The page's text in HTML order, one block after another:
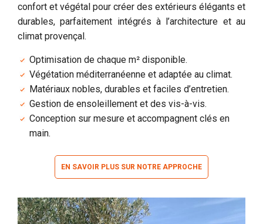
confort et végétal pour créer des extérieurs élégants et
durables, parfaitement intégrés à l’architecture et au
climat provençal.
Optimisation de chaque m² disponible.
Végétation méditerranéenne et adaptée au climat.
Matériaux nobles, durables et faciles d’entretien.
Gestion de ensoleillement et des vis-à-vis.
Conception sur mesure et accompagnent clés en
main.
EN SAVOIR PLUS SUR NOTRE APPROCHE